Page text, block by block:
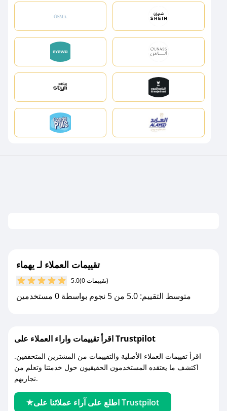
تقييمات العملاء لـ يهماء
5.0 (0 تقييمات)
متوسط التقييم: 5.0 من 5 نجوم بواسطة 0 مستخدمين
اقرأ تقييمات واراء العملاء على Trustpilot
اقرأ تقييمات العملاء الأصلية والتقييمات من المشترين المتحققين.
اكتشف ما يعتقده المستخدمون الحقيقيون حول خدمتنا وتعلم من
تجاربهم.
اطلع على آراء عملائنا على Trustpilot